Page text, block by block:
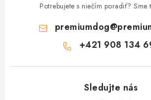
Potrebujete s niečím poradiť? Sme
premiumdog@
+421 908 134